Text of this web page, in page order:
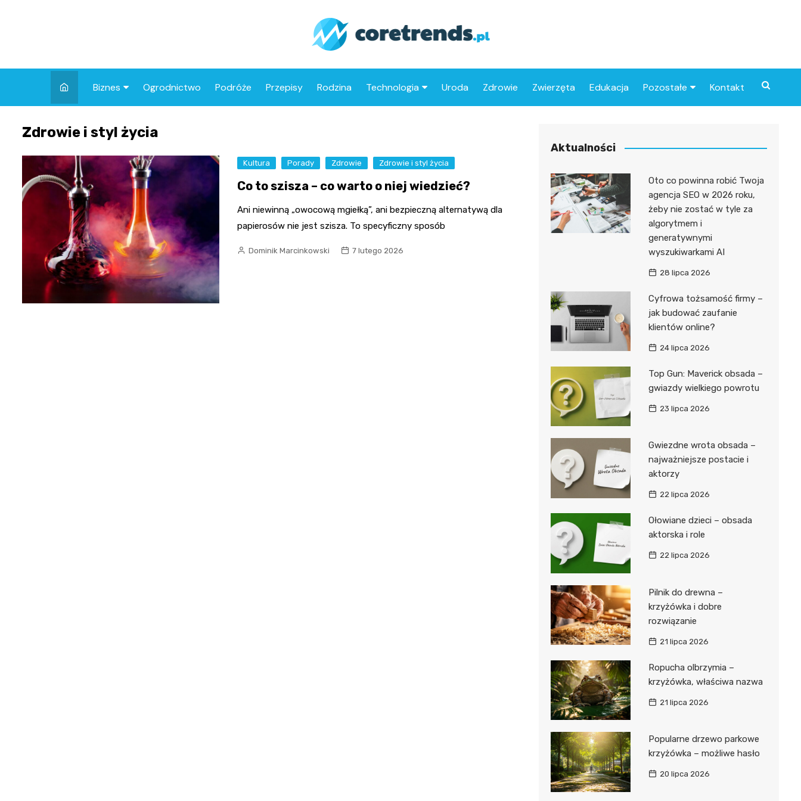
Biznes Ogrodnictwo Podróże Przepisy Rodzina Technologia Uroda Zdrowie Zwierzęta Edukacja Pozostałe Kontakt
Zdrowie i styl życia
Kultura Porady Zdrowie Zdrowie i styl życia
Co to szisza – co warto o niej wiedzieć?
Ani niewinną „owocową mgiełką”, ani bezpieczną alternatywą dla
papierosów nie jest szisza. To specyficzny sposób
Dominik Marcinkowski 7 lutego 2026
Aktualności
Oto co powinna robić Twoja
agencja SEO w 2026 roku,
żeby nie zostać w tyle za
algorytmem i
generatywnymi
wyszukiwarkami AI
28 lipca 2026
Cyfrowa tożsamość firmy –
jak budować zaufanie
klientów online?
24 lipca 2026
Top Gun: Maverick obsada –
gwiazdy wielkiego powrotu
23 lipca 2026
Gwiezdne wrota obsada –
najważniejsze postacie i
aktorzy
22 lipca 2026
Ołowiane dzieci – obsada
aktorska i role
22 lipca 2026
Pilnik do drewna –
krzyżówka i dobre
rozwiązanie
21 lipca 2026
Ropucha olbrzymia –
krzyżówka, właściwa nazwa
21 lipca 2026
Popularne drzewo parkowe
krzyżówka – możliwe hasło
20 lipca 2026